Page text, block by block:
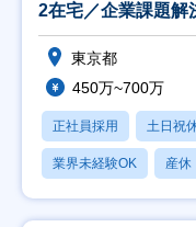
2在宅／企業課題解
東京都
450万~700万
正社員採用 土日祝
業界未経験OK 産休